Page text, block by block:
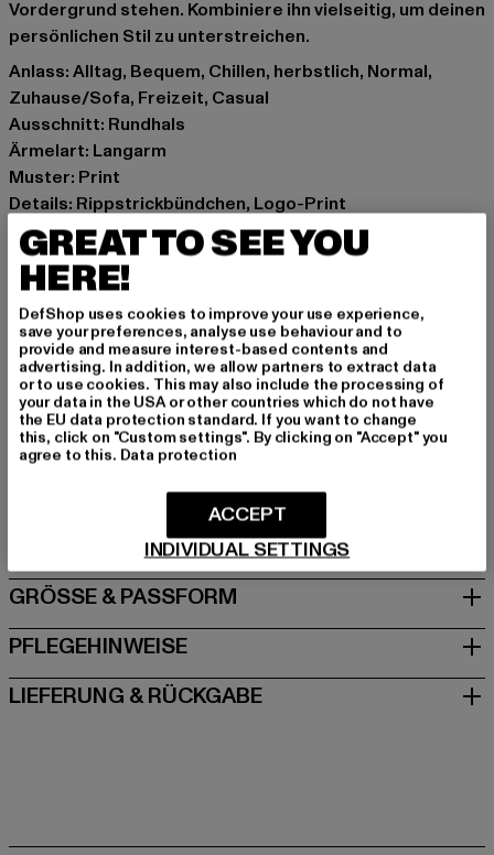
Vordergrund stehen. Kombiniere ihn vielseitig, um deinen
persönlichen Stil zu unterstreichen.
Anlass: Alltag, Bequem, Chillen, herbstlich, Normal,
Zuhause/Sofa, Freizeit, Casual
Ausschnitt: Rundhals
Ärmelart: Langarm
Muster: Print
Details: Rippstrickbündchen, Logo-Print
Schnitt: Normal
Marke: New Balance
Kat.: Sweaters
Farbe: braun
Hersteller Farbe: brown
Materialzusammensetzung: 50% Baumwolle, 30%
Polyester, 20% Viskose
Art.Nr: WT31508-00075
Hersteller: New Balance Athletic Shoes (UK) Ltd |
info@newbalance.com
Birchwood Boulevard 430 | WA3 7WD Cheshire | UK
GRÖSSE & PASSFORM
PFLEGEHINWEISE
LIEFERUNG & RÜCKGABE
GREAT TO SEE YOU
HERE!
DefShop uses cookies to improve your use experience,
save your preferences, analyse use behaviour and to
provide and measure interest-based contents and
advertising. In addition, we allow partners to extract data
or to use cookies. This may also include the processing of
your data in the USA or other countries which do not have
the EU data protection standard. If you want to change
this, click on "Custom settings". By clicking on "Accept" you
agree to this. Data protection
INDIVIDUAL SETTINGS
ACCEPT